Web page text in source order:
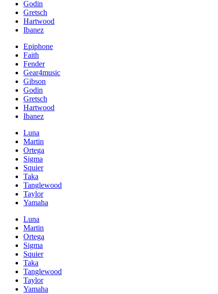
Godin
Gretsch
Hartwood
Ibanez
Epiphone
Faith
Fender
Gear4music
Gibson
Godin
Gretsch
Hartwood
Ibanez
Luna
Martin
Ortega
Sigma
Squier
Taka
Tanglewood
Taylor
Yamaha
Luna
Martin
Ortega
Sigma
Squier
Taka
Tanglewood
Taylor
Yamaha